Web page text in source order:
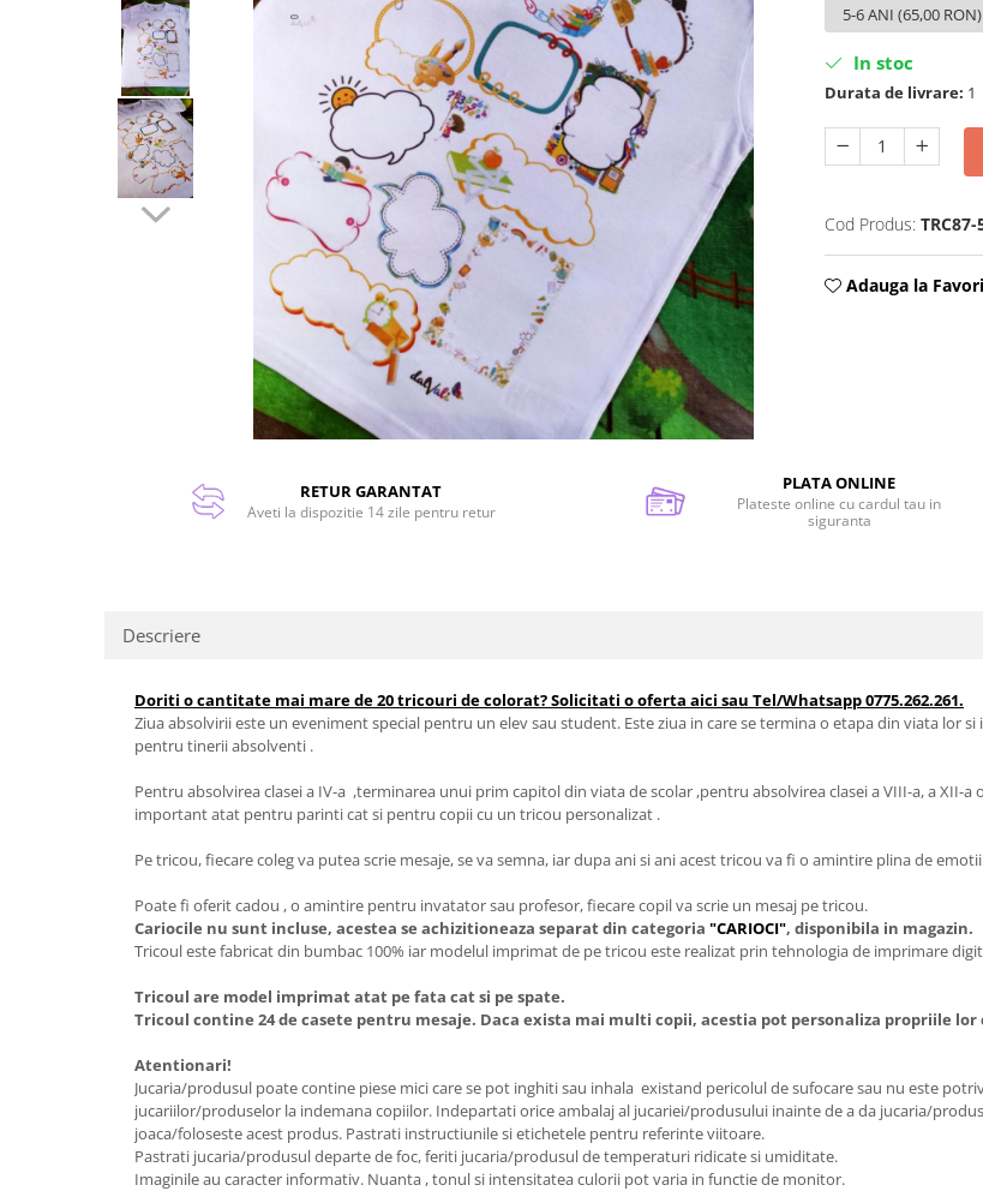
In stoc
Durata de livrare: 1
Cod Produs: TRC87-
Adauga la
RETUR GARANTAT
Aveti la dispozitie 14 zile pentru retur
PLATA ONLINE
Plateste online cu cardul tau in
siguranta
Descriere
Doriti o cantitate mai mare de 20 tricouri de colorat? Solicitati o oferta aici sau Tel/Whatsapp 0775.262.261.
Ziua absolvirii este un eveniment special pentru un elev sau student. Este ziua in care se termina o etapa din viata lor
pentru tinerii absolventi .
Pentru absolvirea clasei a IV-a ,terminarea unui prim capitol din viata de scolar ,pentru absolvirea clasei a VIII-a, a
important atat pentru parinti cat si pentru copii cu un tricou personalizat .
Pe tricou, fiecare coleg va putea scrie mesaje, se va semna, iar dupa ani si ani acest tricou va fi o amintire plina de
Poate fi oferit cadou , o amintire pentru invatator sau profesor, fiecare copil va scrie un mesaj pe tricou.
Cariocile nu sunt incluse, acestea se achizitioneaza separat din categoria "CARIOCI", disponibila in magazin.
Tricoul este fabricat din bumbac 100% iar modelul imprimat de pe tricou este realizat prin tehnologia de imprimare
Tricoul are model imprimat atat pe fata cat si pe spate.
Tricoul contine 24 de casete pentru mesaje. Daca exista mai multi copii, acestia pot personaliza propriile
Atentionari!
Jucaria/produsul poate contine piese mici care se pot inghiti sau inhala existand pericolul de sufocare sau nu este
jucariilor/produselor la indemana copiilor. Indepartati orice ambalaj al jucariei/produsului inainte de a da jucaria/
joaca/foloseste acest produs. Pastrati instructiunile si etichetele pentru referinte viitoare.
Pastrati jucaria/produsul departe de foc, feriti jucaria/produsul de temperaturi ridicate si umiditate.
Imaginile au caracter informativ. Nuanta , tonul si intensitatea culorii pot varia in functie de monitor.